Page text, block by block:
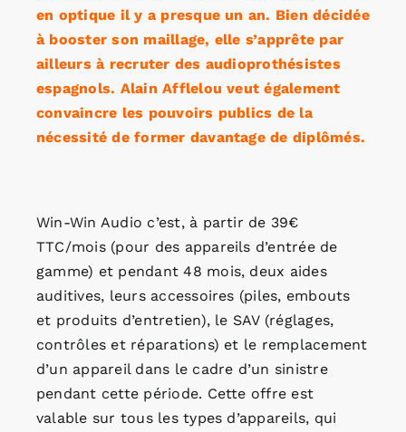
en optique il y a presque un an. Bien décidée
à booster son maillage, elle s’apprête par
ailleurs à recruter des audioprothésistes
espagnols. Alain Afflelou veut également
convaincre les pouvoirs publics de la
nécessité de former davantage de diplômés.
Win-Win Audio c’est, à partir de 39€
TTC/mois (pour des appareils d’entrée de
gamme) et pendant 48 mois, deux aides
auditives, leurs accessoires (piles, embouts
et produits d’entretien), le SAV (réglages,
contrôles et réparations) et le remplacement
d’un appareil dans le cadre d’un sinistre
pendant cette période. Cette offre est
valable sur tous les types d’appareils, qui